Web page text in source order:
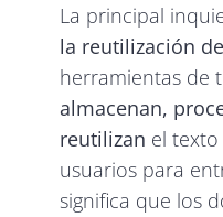
La principal
la reutilización
herramientas de
almacenan,
reutilizan el
usuarios para
significa que los